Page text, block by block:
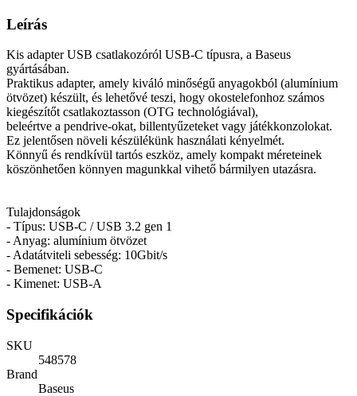
Leírás
Kis adapter USB csatlakozóról USB-C típusra, a Baseus
gyártásában.
Praktikus adapter, amely kiváló minőségű anyagokból (alumínium
ötvözet) készült, és lehetővé teszi, hogy okostelefonhoz számos
kiegészítőt csatlakoztasson (OTG technológiával),
beleértve a pendrive-okat, billentyűzeteket vagy játékkonzolokat.
Ez jelentősen növeli készülékünk használati kényelmét.
Könnyű és rendkívül tartós eszköz, amely kompakt méreteinek
köszönhetően könnyen magunkkal vihető bármilyen utazásra.
Tulajdonságok
- Típus: USB-C / USB 3.2 gen 1
- Anyag: alumínium ötvözet
- Adatátviteli sebesség: 10Gbit/s
- Bemenet: USB-C
- Kimenet: USB-A
Specifikációk
SKU
548578
Brand
Baseus